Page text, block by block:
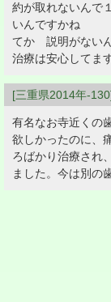
約が取れないんで
いんですかね
てか 説明がない
治療は安心してま
[三重県2014年-
有名なお寺近くの
欲しかったのに、
ろばかり治療され
ました。今は別の